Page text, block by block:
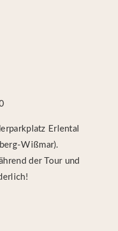
Erlental
Wißmar).
der Tour und